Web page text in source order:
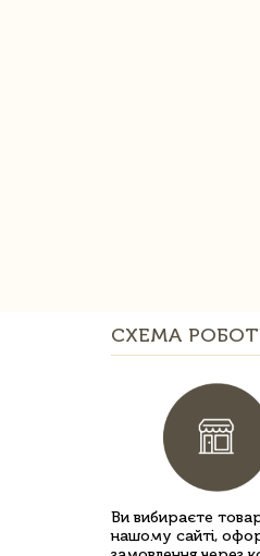
СХЕМА
Ви вибираєте
нашому сайті,